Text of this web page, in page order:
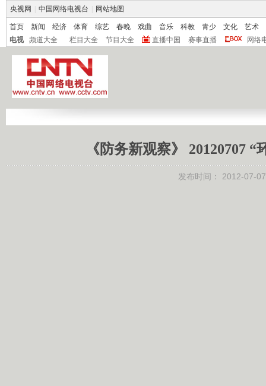
央视网 中国网络电视台 网站地图
首页 新闻 经济 体育 综艺 春晚 戏曲 音乐 科教 青少 文化
艺术
电视
频道大全 栏目大全 节目大全 直播中国 赛事直播 网络
《防务新观察》 20120707
发布时间： 2012-07-